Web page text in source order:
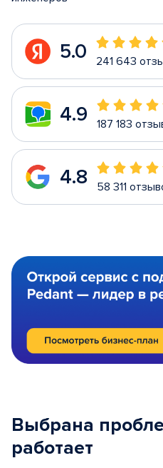
5.0 241 643
4.9 187 183
4.8 58 311
Выбрана
работает